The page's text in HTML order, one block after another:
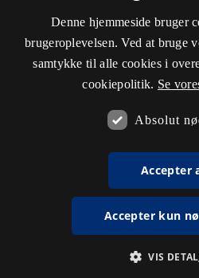
Denne hjemmeside bruger
brugeroplevelsen. Ved at bruge
samtykke til alle cookies i
cookiepolitik. Se
Absolut
Accepter
Accepter kun
VIS